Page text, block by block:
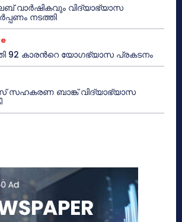
വാർഷികവും വിദ്യാഭ്യാസ
നടത്തി
92 കാരൻറെ യോഗഭ്യാസ പ്രകടനം
സഹകരണ ബാങ്ക് വിദ്യാഭ്യാസ